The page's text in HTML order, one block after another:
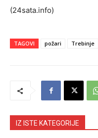
(24sata.info)
TAGOVI požari Trebinje
IZ ISTE KATEGORIJE